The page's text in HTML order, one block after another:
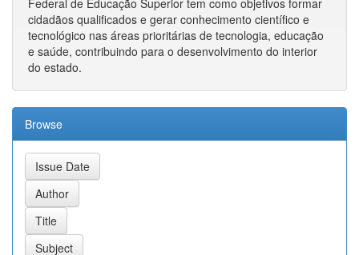
Federal de Educação Superior tem como objetivos formar
cidadãos qualificados e gerar conhecimento científico e
tecnológico nas áreas prioritárias de tecnologia, educação
e saúde, contribuindo para o desenvolvimento do interior
do estado.
Browse